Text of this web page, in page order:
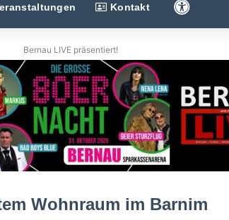
Kontakt
Bernau LIVE präsentiert!
Wohnraum im Barnim